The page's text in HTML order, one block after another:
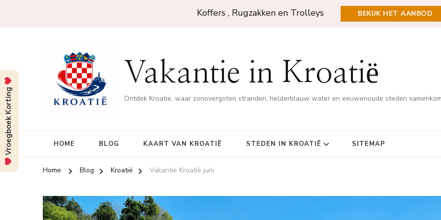
Koffers , Rugzakken en Trolleys BEKIJK HET AANBOD
Vakantie in Kroatië
Ontdek Kroatië, waar zonovergoten stranden, helderblauw water en eeuwenoude steden
HOME BLOG KAART VAN KROATIË STEDEN IN KROATIË SITEMAP
Home Blog Kroatië Vakantie Kroatië juni
Vroegboek Korting